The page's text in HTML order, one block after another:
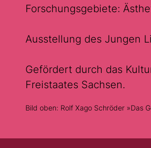
Forschungsgebiete:
Ausstellung des Jungen
Gefördert durch das
Freistaates Sachsen.
Bild oben: Rolf Xago Schröder »Das